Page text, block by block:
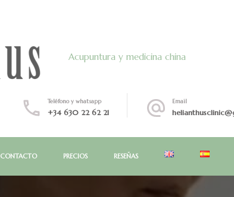
Acupuntura y medicina china
Teléfono y whatsapp
+34 630 22 62 21
Email
CONTACTO PRECIOS RESEÑAS